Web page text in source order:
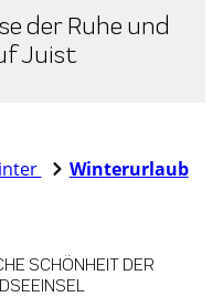
der Ruhe und
Juist
Winterurlaub
SCHÖNHEIT DER